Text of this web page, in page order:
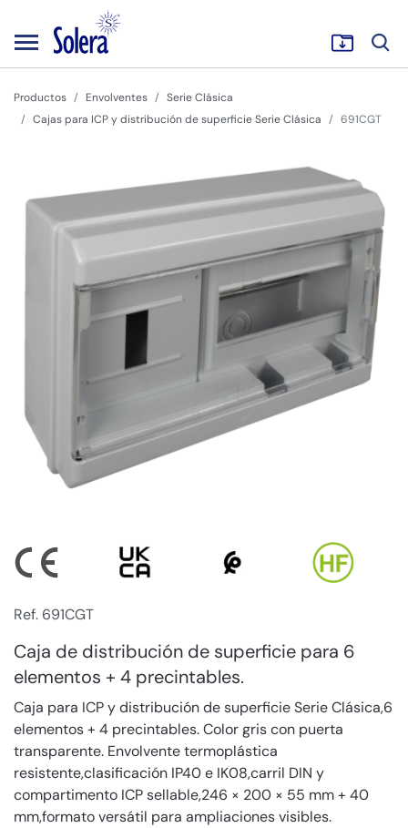
Productos Envolventes
Serie Clásica
Cajas para ICP y distribución de superficie Serie Clásica
691CGT
Ref. 691CGT
Caja de distribución de superficie para 6
elementos + 4 precintables.
Caja para ICP y distribución de superficie Serie Clásica,6
elementos + 4 precintables. Color gris con puerta
transparente. Envolvente termoplástica
resistente,clasificación IP40 e IK08,carril DIN y
compartimento ICP sellable,246 × 200 × 55 mm + 40
mm,formato versátil para ampliaciones visibles.